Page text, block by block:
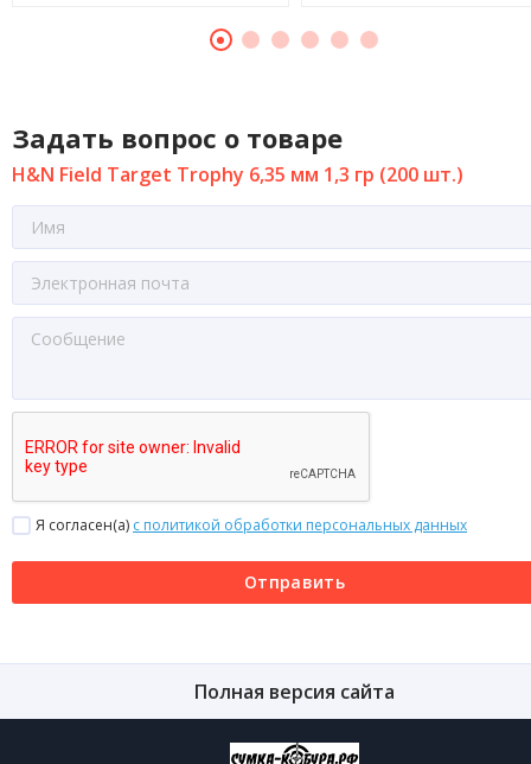
Задать вопрос о товаре
H&N Field Target Trophy 6,35 мм 1,3 гр (200 шт.)
Я согласен(a) с политикой обработки персональных данных
Отправить
Полная версия сайта